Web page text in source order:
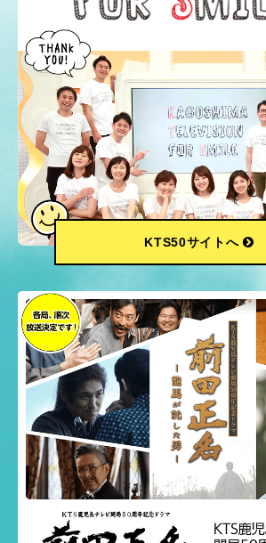
KTS50サイトへ